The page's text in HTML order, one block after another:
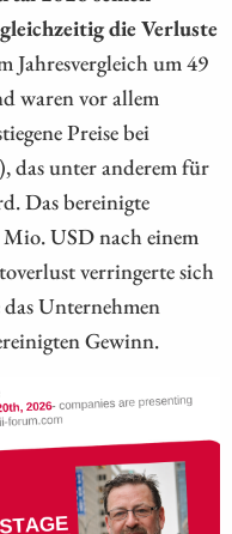
die Verluste
Jahresvergleich um 49
waren vor allem
Preise bei
das unter anderem für
Das bereinigte
USD nach einem
verringerte sich
Unternehmen
Gewinn.